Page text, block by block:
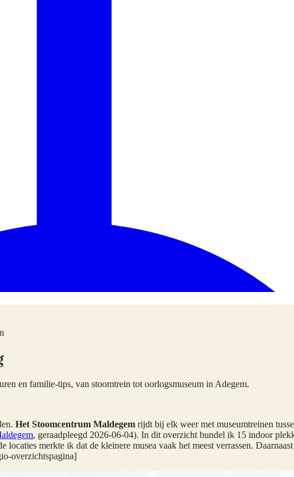
en familie-tips, van stoomtrein tot oorlogsmuseum in Adegem.
Het Stoomcentrum Maldegem rijdt bij elk weer met museumtreinen
, geraadpleegd 2026-06-04). In dit overzicht bundel ik 15 indoor
merkte ik dat de kleinere musea vaak het meest verrassen.
overzichtspagina]